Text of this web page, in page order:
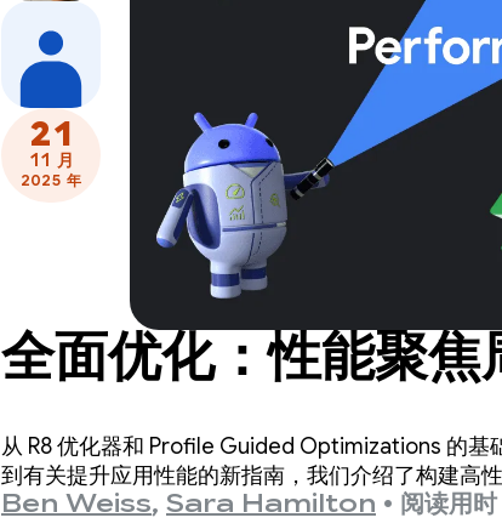
21
11 月
2025 年
全面优化：性能聚焦
从 R8 优化器和 Profile Guided Optimizations 的
到有关提升应用性能的新指南，我们介绍了构建高
Ben Weiss, Sara Hamilton • 阅读用